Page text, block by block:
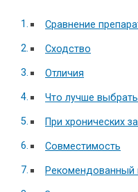
Сравнение
Сходство
Отличия
Что лучше выбрать
При хронических
Совместимость
Рекомендованный